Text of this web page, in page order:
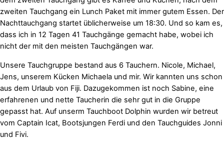
zweiten Tauchgang ein Lunch Paket mit immer gutem Essen. Der
Nachttauchgang startet üblicherweise um 18:30. Und so kam es,
dass ich in 12 Tagen 41 Tauchgänge gemacht habe, wobei ich
nicht der mit den meisten Tauchgängen war.
Unsere Tauchgruppe bestand aus 6 Tauchern. Nicole, Michael,
Jens, unserem Kücken Michaela und mir. Wir kannten uns schon
aus dem Urlaub von Fiji. Dazugekommen ist noch Sabine, eine
erfahrenen und nette Taucherin die sehr gut in die Gruppe
gepasst hat. Auf unserm Tauchboot Dolphin wurden wir betreut
vom Captain Icat, Bootsjungen Ferdi und den Tauchguides Jonni
und Fivi.